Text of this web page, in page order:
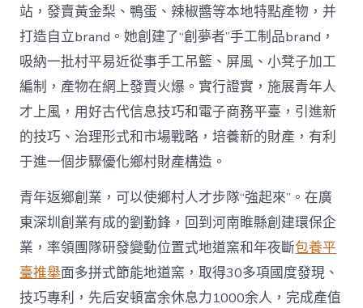
站，發賣黃金梨、鴨蛋、辣椒醬等本地特點產物，并
打造自立brand。她創建了“創夢者”手工制品brand，
吸納一批村平易近從事手工吊籃、屏風、小凳子加工
編制，產物在網上發賣火爆。實行證實，施展青年人
才上風，用好古代信息技巧和電子商務平臺，引進新
的技巧、治理形式和市場戰略，培養新的財產，有利
于進一個步驟優化鄉村財產構造。
青年返鄉創業，可以使鄉村人才步隊“強起來”。在廣
東深圳創業有成的劉勤鋒，回到河南睢縣創建環保企
業，率領團隊研發變動位置式地道窯和年夜斷包養平
臺推舉面多拼式節能地道窯，取得30多項國度發現、
技巧專利，先后安頓富余休息力1000余人，完成產值